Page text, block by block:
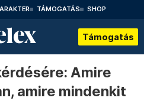
TÁMOGATÁS SHOP
Támogatás
Amire
amire mindenkit